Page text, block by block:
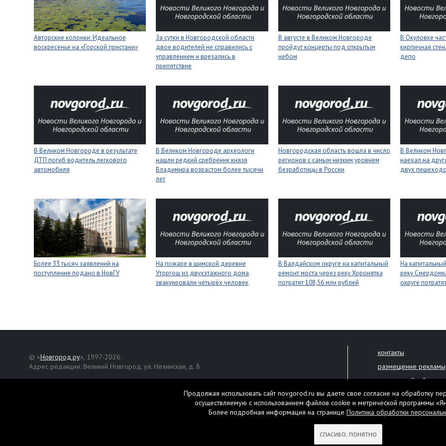
Авторские колонки: Идеальное
воскресенье на «Горской пристани»
За сутки в Новгородской области
двое водителей не справились с
управлением и врезались в
препятствие
В августе в Великом Новгороде
пройдут концерты под открытым
небом
В Окуловке
кирпичная
депо
В Великом Новгороде в результате
ДТП погиб водитель легкового
автомобиля
В Великом Новгороде археологи
нашли редкий сребреник князя
Владимира возрастом более тысячи
лет
Новгородская область вошла в число
регионов с самым низким уровнем
безработицы в России
В Великом
наехал на
двух
Более 33 тысяч заявлений на
поступление подано в НовГУ
На пожаре в шимской деревне
Уторгош из двухэтажного дома
эвакуировали четырёх человек
В Валдайском округе на капитальный
ремонт моста через реку Хоронятка
потратят 108,56 млн рублей
На
реку
округе
© «Новгород.ру», 1997-2026.
Адрес редакции: Великий Новгород, ул. Нехинская, д. 8
, публикуются на правах рекламы.
контакты
размещение рекламы
политика обработки
Настоящий ресурс
Нашли ошибку?
Продолжая использовать сайт novgorod.ru вы даете свое согласие на обработку
осуществляемую с использованием файлов cookie и метрической программы
Более подробная информация на странице Политика обработки
СПАСИБО, ПОНЯТНО